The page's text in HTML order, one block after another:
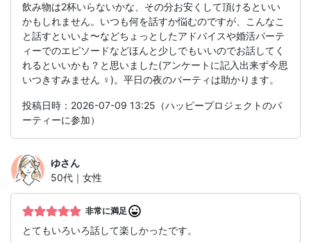
飲み物は2杯いらないかな、その分お安くして頂けるといい
かもしれません。いつも何を話すか悩むのですが、こんなこ
と話すといいよ〜などちょっとしたアドバイスや婚活パーテ
ィーでのエピソードなどほんと少しでもいいのでお話してく
れるといいかも？と思いました(アンケートに記入出来ず今思
いつきすみません ‍♀️)。平日の夜のパーティは助かります。
投稿日時：2026-07-09 13:25（ハッピープロジェクトのパ
ーティーに参加）
ゆさん
50代｜女性
非常に満足
とてもいろいろ話して楽しかったです。